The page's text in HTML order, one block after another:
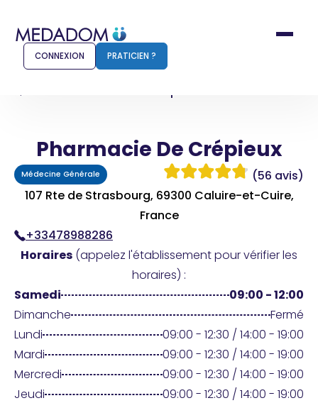
Comment ça marche ?
Pour les patients
Connexion
Praticien ?
CONNEXION PRATICIEN ?
Pharmacie De Crépieux
Pharmacie De Crépieux
Médecine Générale
(56 avis)
107 Rte de Strasbourg, 69300 Caluire-et-Cuire,
France
+33478988286
Horaires (appelez l'établissement pour vérifier les
horaires) :
Samedi
09:00 - 12:00
Dimanche
Fermé
Lundi
09:00 - 12:30 / 14:00 - 19:00
Mardi
09:00 - 12:30 / 14:00 - 19:00
Mercredi
09:00 - 12:30 / 14:00 - 19:00
Jeudi
09:00 - 12:30 / 14:00 - 19:00